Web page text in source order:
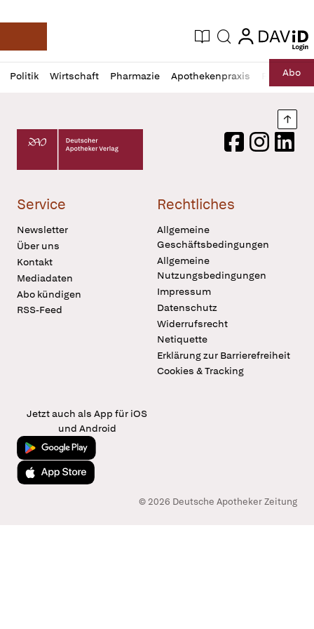
Deutsche Apotheker Zeitung
Aktuelle Ausgabe
Suche login
login
Politik Wirtschaft Pharmazie Apothekenpraxis RechtAbo
Profil
öffnen
Daz
Pur
Deutscher Apotheker Verlag Logo
FacebookInstagram
Service
Newsletter
Über uns
Kontakt
Mediadaten
Abo kündigen
RSS-Feed
Rechtliches
Allgemeine
Geschäftsbedingungen
Allgemeine
Nutzungsbedingungen
Impressum
Datenschutz
Widerrufsrecht
Netiquette
Erklärung zur Barrierefreiheit
Cookies & Tracking
Jetzt auch als App für iOS
und Android
Jetzt bei Google Play
Laden im App Store
© 2026 Deutsche Apotheker Zeitung